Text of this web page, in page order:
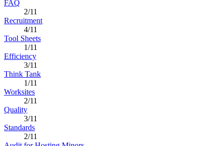
FAQ
2/11
Recruitment
4/11
Tool Sheets
1/11
Efficiency
3/11
Think Tank
1/11
Worksites
2/11
Quality
3/11
Standards
2/11